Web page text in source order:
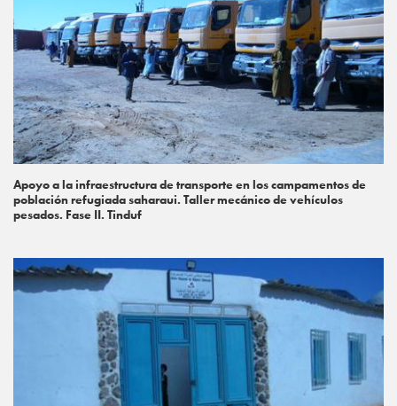
Apoyo a la infraestructura de transporte en los campamentos de
población refugiada saharaui. Taller mecánico de vehículos
pesados. Fase II. Tinduf